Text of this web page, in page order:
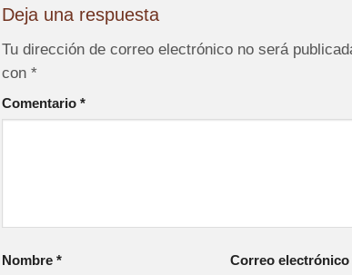
Deja una respuesta
Tu dirección de correo electrónico no será
con *
Comentario *
Nombre * Correo electrónico